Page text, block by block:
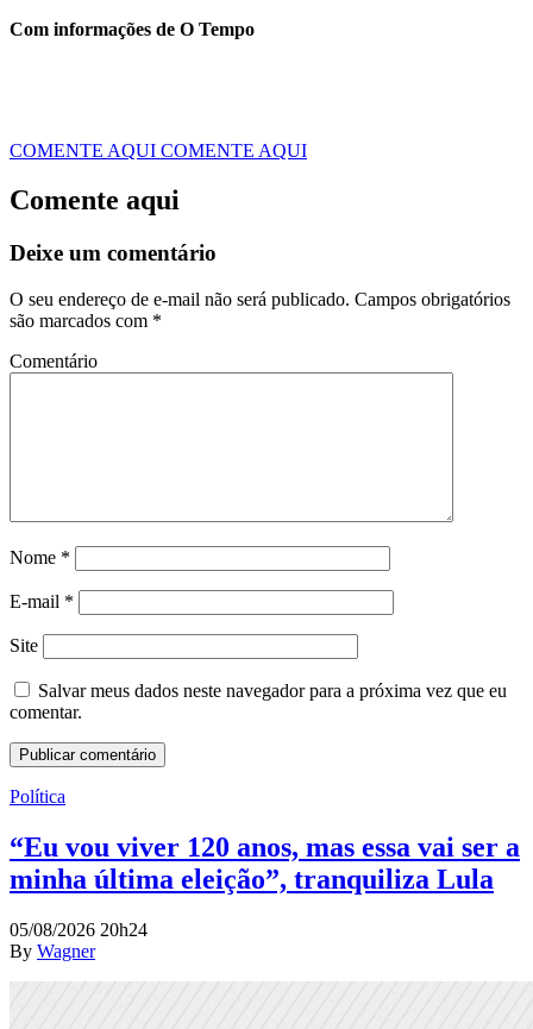
Com informações de O Tempo
COMENTE AQUI COMENTE AQUI
Comente aqui
Deixe um comentário
O seu endereço de e-mail não será publicado. Campos obrigatórios
são marcados com *
Comentário
Nome *
E-mail *
Site
Salvar meus dados neste navegador para a próxima vez que eu
comentar.
Política
“Eu vou viver 120 anos, mas essa vai ser a
minha última eleição”, tranquiliza Lula
05/08/2026 20h24
By Wagner